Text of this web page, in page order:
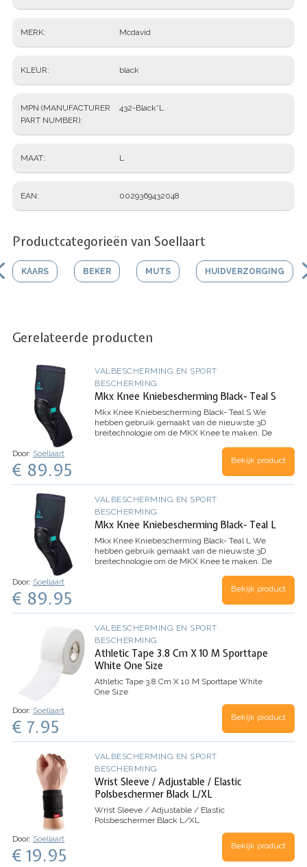
MERK Mcdavid
KLEUR black
MPN (MANUFACTURER
PART NUMBER)
432-Black*L
MAAT L
EAN 0029369432048
Productcategorieën van Soellaart
KAARS BEKER MUTS HUIDVERZORGING
Gerelateerde producten
VALBESCHERMING EN SPORT
BESCHERMING
Mkx Knee Kniebescherming Black- Teal S
Mkx Knee Kniebescherming Black- Teal S We
hebben gebruik gemaakt van de nieuwste 3D
breitechnologie om de MKX Knee te maken. De
sleeve beweegt en vormt zich perfect naar je
Door: Soellaart
€ 89.95 Bekijk product
VALBESCHERMING EN SPORT
BESCHERMING
Mkx Knee Kniebescherming Black- Teal L
Mkx Knee Kniebescherming Black- Teal L We
hebben gebruik gemaakt van de nieuwste 3D
breitechnologie om de MKX Knee te maken. De
sleeve beweegt en vormt zich perfect naar je
Door: Soellaart
€ 89.95 Bekijk product
VALBESCHERMING EN SPORT
BESCHERMING
Athletic Tape 3.8 Cm X 10 M Sporttape
White One Size
Athletic Tape 3.8 Cm X 10 M Sporttape White
One Size
Door: Soellaart
€ 7.95 Bekijk product
VALBESCHERMING EN SPORT
BESCHERMING
Wrist Sleeve / Adjustable / Elastic
Polsbeschermer Black L/XL
Wrist Sleeve / Adjustable / Elastic
Polsbeschermer Black L/XL
Door: Soellaart
€ 19.95 Bekijk product